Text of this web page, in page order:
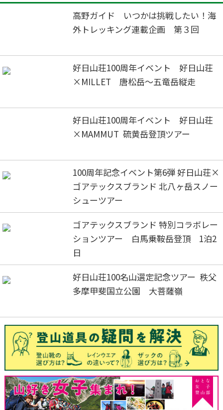
高野ガイド いつかは挑戦したい！海
外トレッキング連載企画 第３回
好日山荘100周年イベント 好日山荘
×MILLET 唐松岳～五竜岳縦走
好日山荘100周年イベント 好日山荘
×MAMMUT 硫黄岳登頂ツアー
100周年記念イベント第6弾 好日山荘×
ゴアテックスブランド 北八ヶ岳スノー
シューツアー
ゴアテックスブランド 特別コラボレー
ションツアー 白馬乗鞍岳登頂 1泊2
日
好日山荘100名山選定記念ツアー 秩父
多摩甲斐国立公園 大菩薩嶺